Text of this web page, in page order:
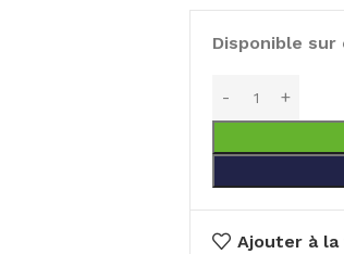
Disponible sur
Ajouter à